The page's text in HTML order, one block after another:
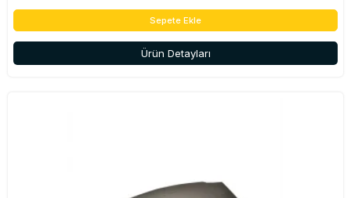
Sepete Ekle
Ürün Detayları